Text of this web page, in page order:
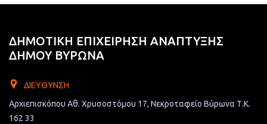
ΔΗΜΟΤΙΚΗ ΕΠΙΧΕΙΡΗΣΗ ΑΝΑΠΤΥΞΗΣ
ΔΗΜΟΥ ΒΥΡΩΝΑ
ΔΙΕΎΘΥΝΣΗ
Αρχιεπισκόπου Αθ. Χρυσοστόμου 17, Νεκροταφείο Βύρωνα Τ.Κ.
162 33